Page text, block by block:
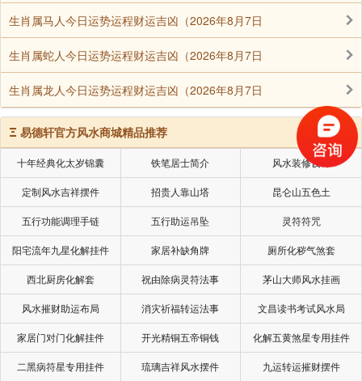
生肖属马人今日运势运程财运吉凶（2026年8月7日
生肖属蛇人今日运势运程财运吉凶（2026年8月7日
生肖属龙人今日运势运程财运吉凶（2026年8月7日
Ξ 易德轩官方风水商城精品推荐
十年经典化太岁锦囊 铁笔居士简介 风水装修设计
定制风水吉祥摆件 招贵人靠山塔 昆仑山五色土
五行功能调理手链 五行助运吊坠 灵符符咒
阳宅流年九星化解挂件 家居补缺角牌 厕所化秽气煞套
西北厨房化解套 祝由除病灵符法事 茅山大师风水挂画
风水摧财助运布局 消灾祈福转运法事 文昌读书考试风水局
家居门对门化解挂件 开光精铜五帝铜钱 化解五黄煞星专用挂件
二黑病符星专用挂件 琉璃吉祥风水摆件 九运转运摧财摆件